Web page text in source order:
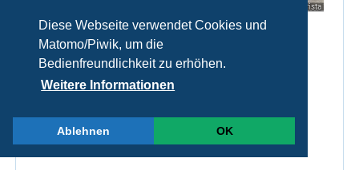
Diese Webseite verwendet Cookies und
Matomo/Piwik, um die
Bedienfreundlichkeit zu erhöhen.
Weitere Informationen
Ablehnen OK
© Malzer Christa
Sammeln und Erläuterung von
Heilkräutern
Gemeindegebiet Brand/Opf.